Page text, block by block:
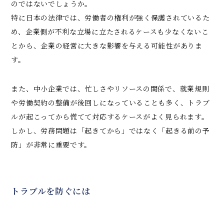
のではないでしょうか。
特に日本の法律では、労働者の権利が強く保護されているた
め、企業側が不利な立場に立たされるケースも少なくないこ
とから、企業の経営に大きな影響を与える可能性がありま
す。
また、中小企業では、忙しさやリソースの関係で、就業規則
や労働契約の整備が後回しになっていることも多く、トラブ
ルが起こってから慌てて対応するケースがよく見られます。
しかし、労務問題は「起きてから」ではなく「起きる前の予
防」が非常に重要です。
トラブルを防ぐには